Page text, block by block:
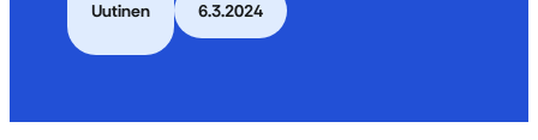
Uutinen 6.3.2024